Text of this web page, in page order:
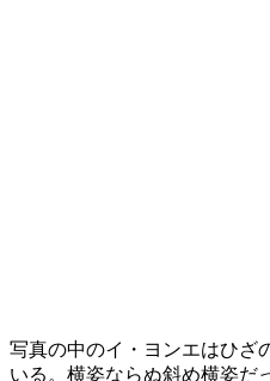
写真の中のイ・ヨンエはひざ
いる。横姿ならぬ斜め横姿だ